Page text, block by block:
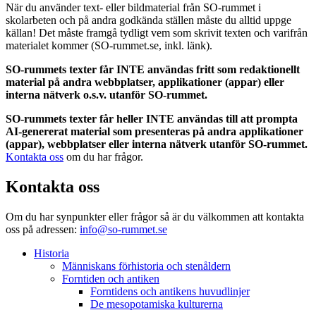
När du använder text- eller bildmaterial från SO-rummet i
skolarbeten och på andra godkända ställen måste du alltid uppge
källan! Det måste framgå tydligt vem som skrivit texten och varifrån
materialet kommer (SO-rummet.se, inkl. länk).
SO-rummets texter får INTE användas fritt som redaktionellt
material på andra webbplatser, applikationer (appar) eller
interna nätverk o.s.v. utanför SO-rummet.
SO-rummets texter får heller INTE användas till att prompta
AI-genererat material som presenteras på andra applikationer
(appar), webbplatser eller interna nätverk utanför SO-rummet.
Kontakta oss om du har frågor.
Kontakta oss
Om du har synpunkter eller frågor så är du välkommen att kontakta
oss på adressen: info@so-rummet.se
Historia
Människans förhistoria och stenåldern
Forntiden och antiken
Forntidens och antikens huvudlinjer
De mesopotamiska kulturerna